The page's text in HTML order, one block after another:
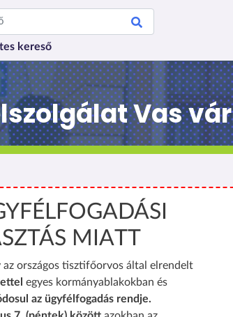
kereső
Vas
MIATT
országos tisztifőorvos által elrendelt
egyes kormányablakokban és
az ügyfélfogadás rendje.